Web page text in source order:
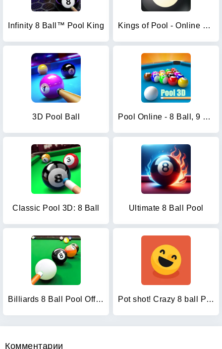
Infinity 8 Ball™ Pool King Kings of Pool - Online 8 Ball
3D Pool Ball Pool Online - 8 Ball, 9 Ball
Classic Pool 3D: 8 Ball Ultimate 8 Ball Pool
Billiards 8 Ball Pool Offline Pot shot! Crazy 8 ball Pool!
Комментарии